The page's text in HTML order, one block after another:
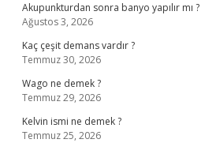
Akupunkturdan sonra banyo yapılır mı ?
Ağustos 3, 2026
Kaç çeşit demans vardır ?
Temmuz 30, 2026
Wago ne demek ?
Temmuz 29, 2026
Kelvin ismi ne demek ?
Temmuz 25, 2026